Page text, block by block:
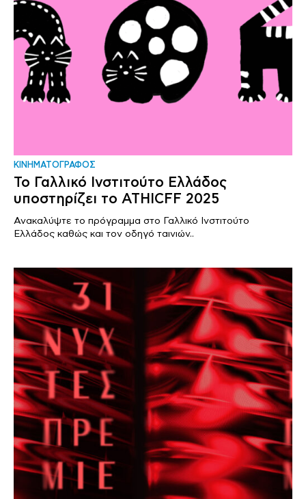
ΚΙΝΗΜΑΤΟΓΡΑΦΟΣ
Το Γαλλικό Ινστιτούτο Ελλάδος
υποστηρίζει το ΑΤΗΙCFF 2025
Ανακαλύψτε το πρόγραμμα στο Γαλλικό Ινστιτούτο
Ελλάδος καθώς και τον οδηγό ταινιών..